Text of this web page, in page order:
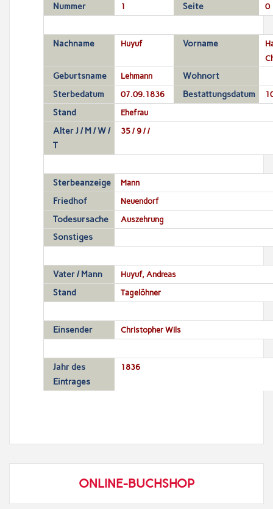
Nummer 1 Seite 0
Nachname Huyuf Vorname
Geburtsname Lehmann
Wohnort
Sterbedatum
07.09.1836 Bestattungsdatum
Stand Ehefrau
Alter J / M / W /
T
35 / 9 / /
Sterbeanzeige Mann
Friedhof Neuendorf
Todesursache Auszehrung
Sonstiges
Vater / Mann Huyuf, Andreas
Stand Tagelöhner
Einsender Christopher Wils
Jahr des
Eintrages
1836
ONLINE-BUCHSHOP